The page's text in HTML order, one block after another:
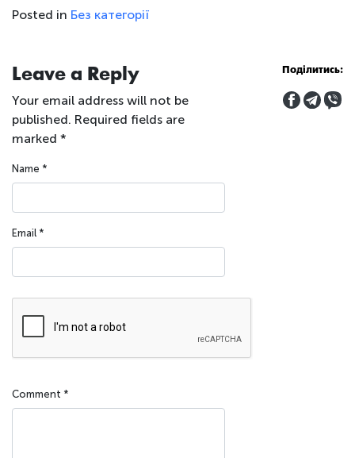
Posted in Без категорії
Leave a Reply
Your email address will not be
published. Required fields are
marked *
Name *
Email *
Comment *
Поділитись: